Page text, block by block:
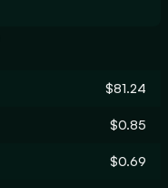
$81.24
$0.85
$0.69